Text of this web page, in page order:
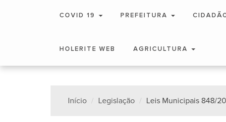
COVID 19 PREFEITURA
HOLERITE WEB AGRICULTURA
Início Legislação Leis Municipais 848/